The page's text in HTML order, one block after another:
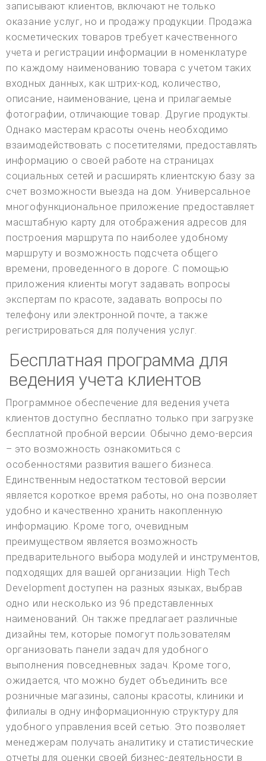
записывают клиентов, включают не только
оказание услуг, но и продажу продукции. Продажа
косметических товаров требует качественного
учета и регистрации информации в номенклатуре
по каждому наименованию товара с учетом таких
входных данных, как штрих-код, количество,
описание, наименование, цена и прилагаемые
фотографии, отличающие товар. Другие продукты.
Однако мастерам красоты очень необходимо
взаимодействовать с посетителями, предоставлять
информацию о своей работе на страницах
социальных сетей и расширять клиентскую базу за
счет возможности выезда на дом. Универсальное
многофункциональное приложение предоставляет
масштабную карту для отображения адресов для
построения маршрута по наиболее удобному
маршруту и возможность подсчета общего
времени, проведенного в дороге. С помощью
приложения клиенты могут задавать вопросы
экспертам по красоте, задавать вопросы по
телефону или электронной почте, а также
регистрироваться для получения услуг.
Бесплатная программа для
ведения учета клиентов
Программное обеспечение для ведения учета
клиентов доступно бесплатно только при загрузке
бесплатной пробной версии. Обычно демо-версия
– это возможность ознакомиться с
особенностями развития вашего бизнеса.
Единственным недостатком тестовой версии
является короткое время работы, но она позволяет
удобно и качественно хранить накопленную
информацию. Кроме того, очевидным
преимуществом является возможность
предварительного выбора модулей и инструментов,
подходящих для вашей организации. High Tech
Development доступен на разных языках, выбрав
одно или несколько из 96 представленных
наименований. Он также предлагает различные
дизайны тем, которые помогут пользователям
организовать панели задач для удобного
выполнения повседневных задач. Кроме того,
ожидается, что можно будет объединить все
розничные магазины, салоны красоты, клиники и
филиалы в одну информационную структуру для
удобного управления всей сетью. Это позволяет
менеджерам получать аналитику и статистические
отчеты для оценки своей бизнес-деятельности в